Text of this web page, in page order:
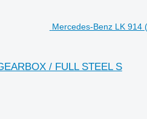
Mercedes-Benz LK 914
/ FULL STEEL S